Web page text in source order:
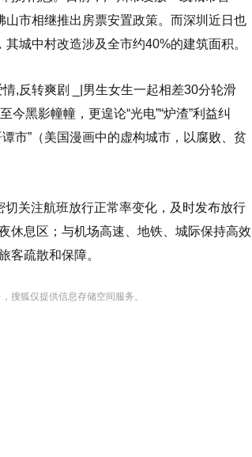
山市相继推出房票安置政策。而深圳近日也
城中村改造涉及全市约40%的建筑面积。
,反转爽剧 _|男生女生一起相差30分轮滑
影幢幢，更遑论“光电”“炉渣”利益纠
市”（美国漫画中的虚构城市，以腐败、贫
关注航班放行正常率变化，及时发布放行
休息区；与机场高速、地铁、城际保持高效
客疏散和保障。
搜狐仅提供信息存储空间服务。